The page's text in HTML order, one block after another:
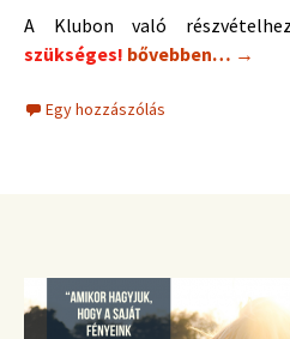
A Klubon való
szükséges! Június 10-én
bővebben… →
Egy hozzászólás